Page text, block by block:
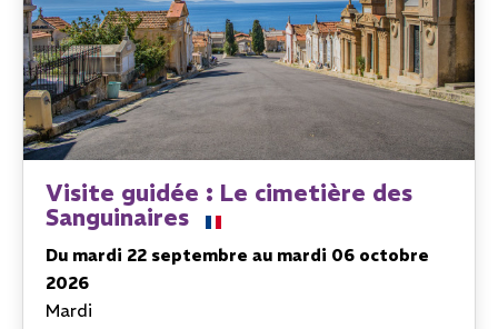
Visite guidée : Le cimetière des
Sanguinaires
Du mardi 22 septembre au mardi 06 octobre
2026
Mardi